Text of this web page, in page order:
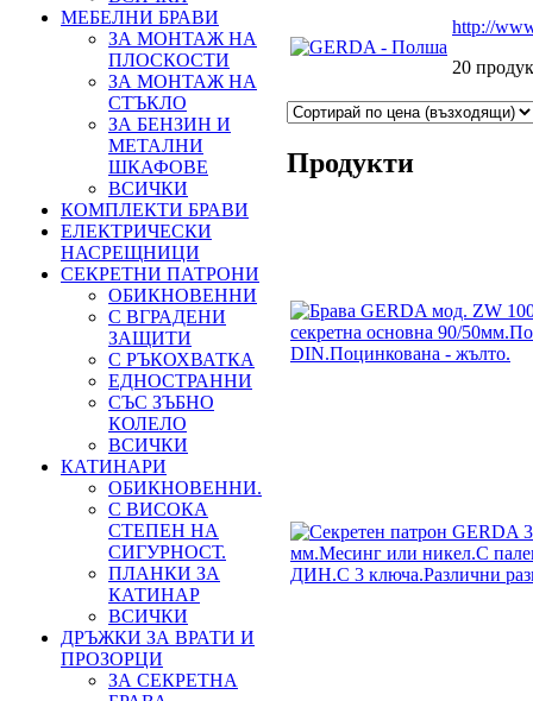
МЕБЕЛНИ БРАВИ
ЗА МОНТАЖ НА
ПЛОСКОСТИ
ЗА МОНТАЖ НА
СТЪКЛО
ЗА БЕНЗИН И
МЕТАЛНИ
ШКАФОВЕ
ВСИЧКИ
КОМПЛЕКТИ БРАВИ
ЕЛЕКТРИЧЕСКИ
НАСРЕЩНИЦИ
СЕКРЕТНИ ПАТРОНИ
ОБИКНОВЕННИ
С ВГРАДЕНИ
ЗАЩИТИ
С РЪКОХВАТКА
ЕДНОСТРАННИ
СЪС ЗЪБНО
КОЛЕЛО
ВСИЧКИ
КАТИНАРИ
ОБИКНОВЕННИ.
С ВИСОКА
СТЕПЕН НА
СИГУРНОСТ.
ПЛАНКИ ЗА
КАТИНАР
ВСИЧКИ
ДРЪЖКИ ЗА ВРАТИ И
ПРОЗОРЦИ
ЗА СЕКРЕТНА